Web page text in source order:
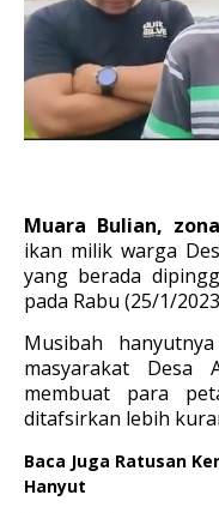
Muara Bulian,
ikan milik warga
yang berada
pada Rabu (25/1/
Musibah
masyarakat Desa
membuat para
ditafsirkan lebih
Baca Juga Ratusan
Hanyut